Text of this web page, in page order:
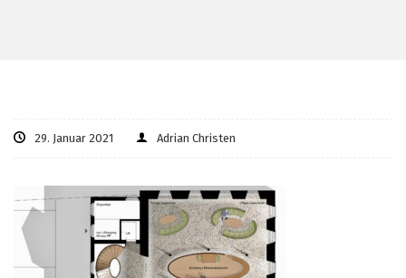
29. Januar 2021 Adrian Christen